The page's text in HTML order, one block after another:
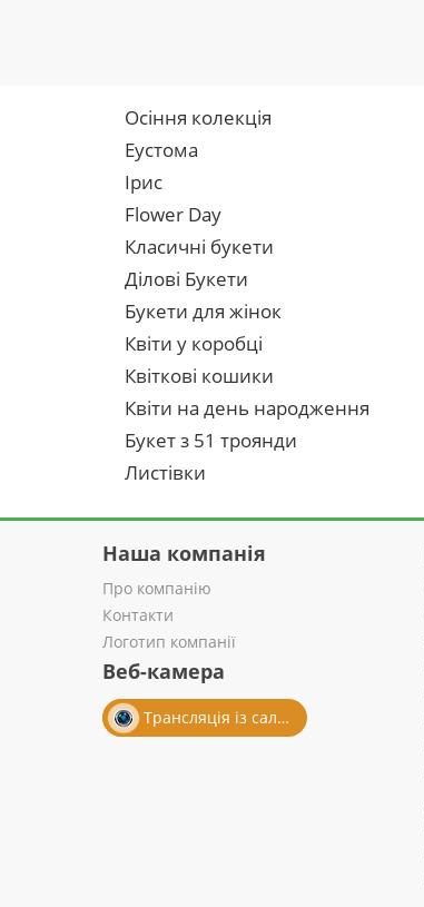
Осіння колекція
Еустома
Ірис
Flower Day
Класичні букети
Ділові Букети
Букети для жінок
Квіти у коробці
Квіткові кошики
Квіти на день народження
Букет з 51 троянди
Листівки
Наша компанія
Про компанію
Контакти
Логотип компанії
Веб-камера
Трансляція із салону